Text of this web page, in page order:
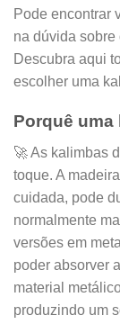
Pode encontrar
na dúvida sobre
Descubra aqui
escolher uma
Porquê uma
🚀As kalimbas
toque. A
cuidada, pode
normalmente
versões em
poder absorver
material
produzindo um